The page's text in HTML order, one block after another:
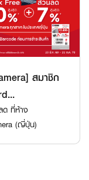
สมาชิก
ที่ห้าง
(ญี่ปุ่น)